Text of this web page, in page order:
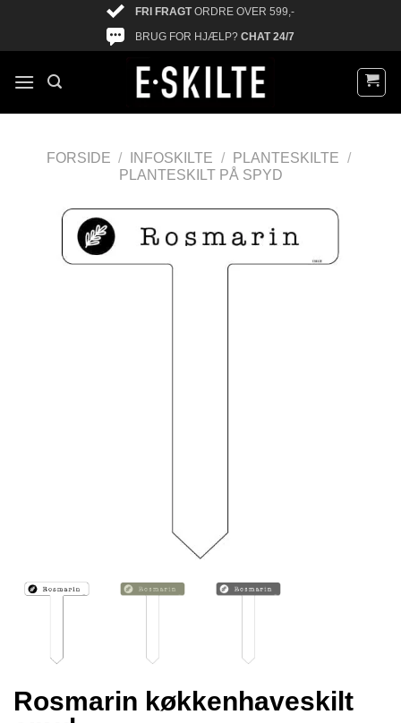
FRI FRAGTORDRE OVER 599,-
BRUG FOR HJÆLP? CHAT 24/7
FORSIDE / INFOSKILTE / PLANTESKILTE /
PLANTESKILT PÅ SPYD
Rosmarin køkkenhaveskilt